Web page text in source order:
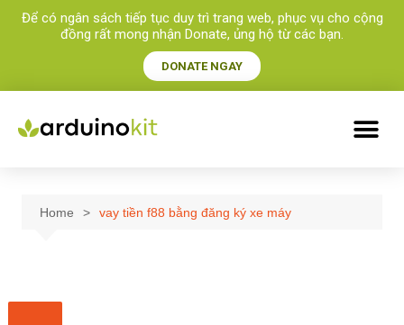
Để có ngân sách tiếp tục duy trì trang web, phục vụ cho cộng
đồng rất mong nhận Donate, ủng hộ từ các bạn.​
DONATE NGAY
Home vay tiền f88 bằng đăng ký xe máy